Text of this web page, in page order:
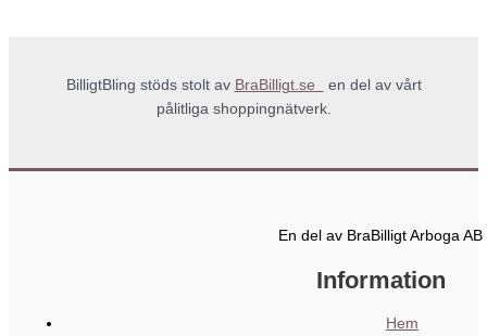
BilligtBling stöds stolt av BraBilligt.se
en del av vårt
pålitliga shoppingnätverk.
En del av BraBilligt Arboga AB
Information
Hem